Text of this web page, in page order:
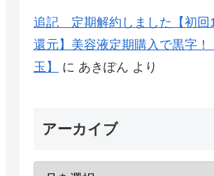
追記 定期解約しました【初回
還元】美容液定期購入で黒字！
玉】
に あきぽん より
アーカイブ